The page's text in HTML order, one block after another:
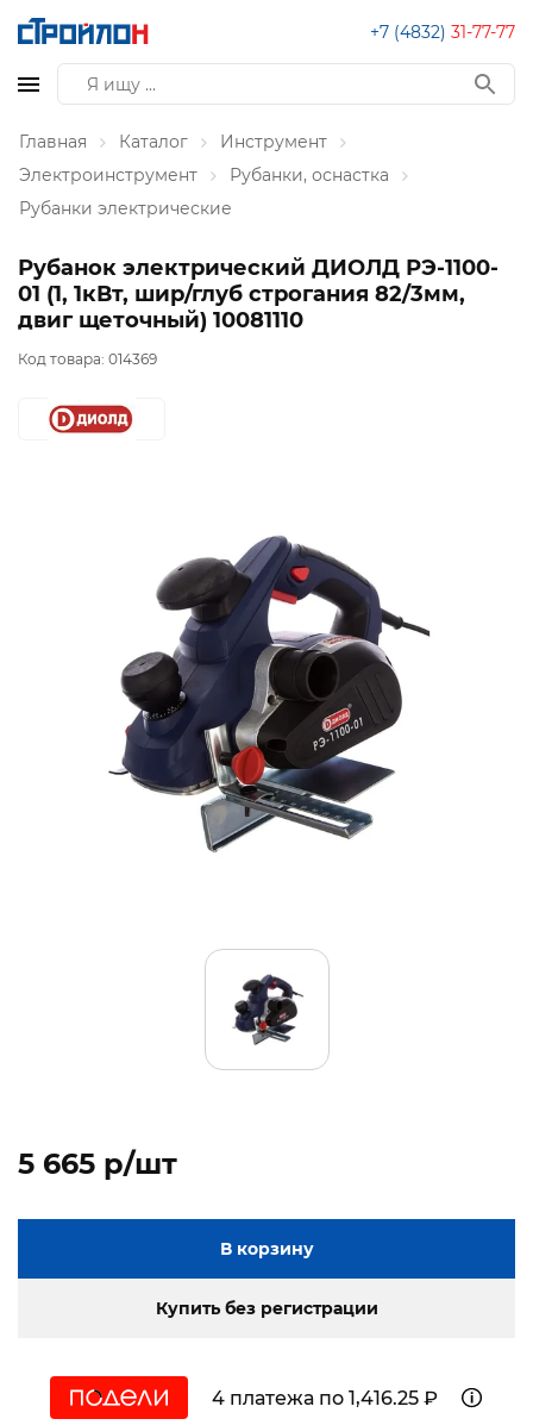
+7 (4832) 31-77-77
Главная Каталог
Инструмент
Электроинструмент
Рубанки, оснастка
Рубанки электрические
Рубанок электрический ДИОЛД РЭ-1100-
01 (1, 1кВт, шир/глуб строгания 82/3мм,
двиг щеточный) 10081110
Код товара: 014369
5 665 p/шт
В корзину
Купить без регистрации
4 платежа по 1,416.25 ₽